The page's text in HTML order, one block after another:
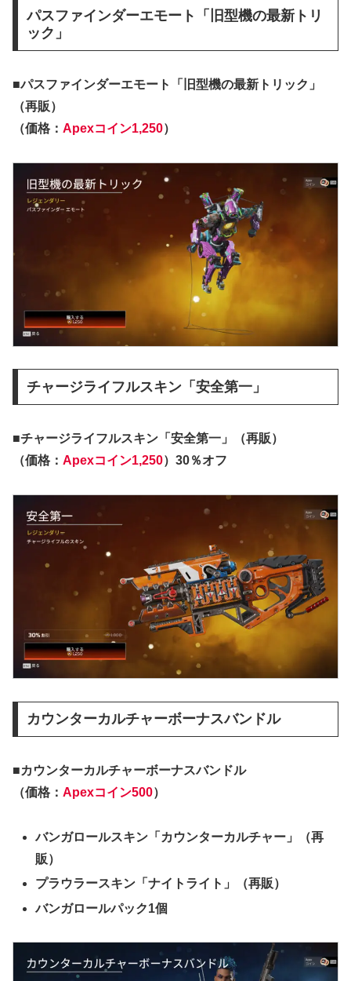
パスファインダーエモート「旧型機の最新トリ
ック」
■パスファインダーエモート「旧型機の最新トリック」
（再販）
（価格： Apexコイン1,250）
チャージライフルスキン「安全第一」
■チャージライフルスキン「安全第一」（再販）
（価格： Apexコイン1,250）30％オフ
カウンターカルチャーボーナスバンドル
■カウンターカルチャーボーナスバンドル
（価格： Apexコイン500）
バンガロールスキン「カウンターカルチャー」（再
販）
プラウラースキン「ナイトライト」（再販）
バンガロールパック1個